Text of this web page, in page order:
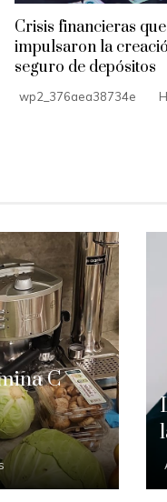
Crisis financieras que
impulsaron la
seguro de depósitos
wp2_376aea38734e
C